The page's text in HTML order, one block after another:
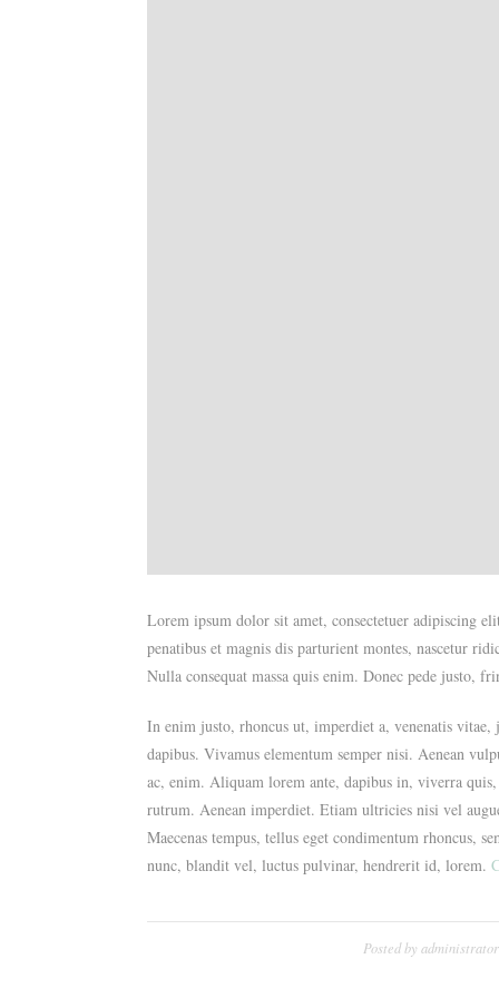
Lorem ipsum dolor sit amet, consectetuer adipiscing
penatibus et magnis dis parturient montes, nascetur
Nulla consequat massa quis enim. Donec pede justo,
In enim justo, rhoncus ut, imperdiet a, venenatis
dapibus. Vivamus elementum semper nisi. Aenean
ac, enim. Aliquam lorem ante, dapibus in, viverra
rutrum. Aenean imperdiet. Etiam ultricies nisi vel
Maecenas tempus, tellus eget condimentum rhoncus,
nunc, blandit vel, luctus pulvinar, hendrerit id, lorem.
Posted byadministrator